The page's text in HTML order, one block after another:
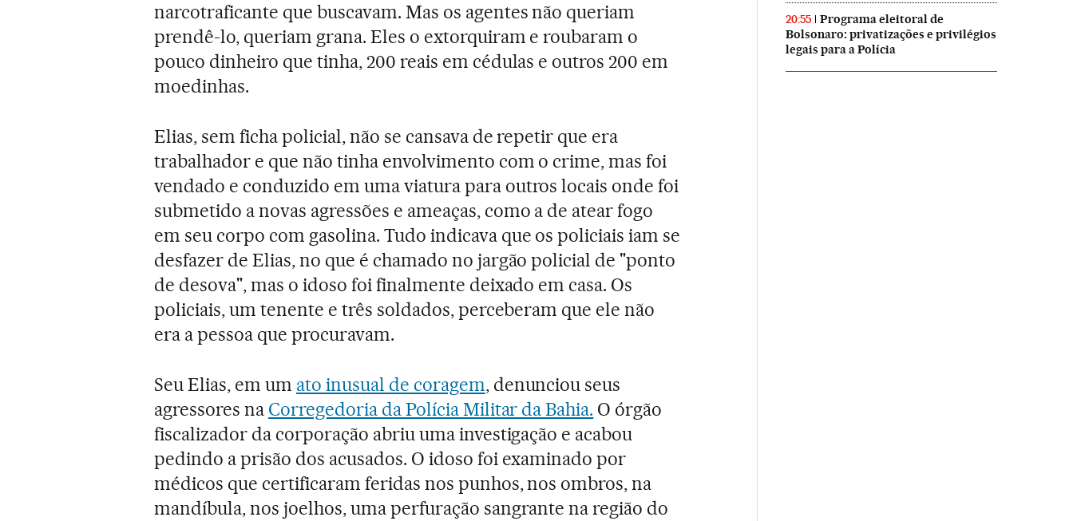
narcotraficante que buscavam. Mas os agentes não queriam
prendê-lo, queriam grana. Eles o extorquiram e roubaram o
pouco dinheiro que tinha, 200 reais em cédulas e outros 200 em
moedinhas.
Elias, sem ficha policial, não se cansava de repetir que era
trabalhador e que não tinha envolvimento com o crime, mas foi
vendado e conduzido em uma viatura para outros locais onde foi
submetido a novas agressões e ameaças, como a de atear fogo
em seu corpo com gasolina. Tudo indicava que os policiais iam se
desfazer de Elias, no que é chamado no jargão policial de "ponto
de desova", mas o idoso foi finalmente deixado em casa. Os
policiais, um tenente e três soldados, perceberam que ele não
era a pessoa que procuravam.
Seu Elias, em um ato inusual de coragem, denunciou seus
agressores na Corregedoria da Polícia Militar da Bahia. O órgão
fiscalizador da corporação abriu uma investigação e acabou
pedindo a prisão dos acusados. O idoso foi examinado por
médicos que certificaram feridas nos punhos, nos ombros, na
mandíbula, nos joelhos, uma perfuração sangrante na região do
20:55
Programa eleitoral de
Bolsonaro: privatizações e privilégios
legais para a Polícia